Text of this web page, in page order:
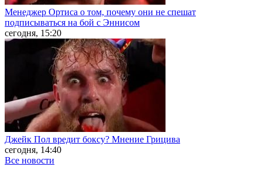
Менеджер Ортиса о том, почему они не спешат
подписываться на бой с Эннисом
сегодня, 15:20
Джейк Пол вредит боксу? Мнение Грицива
сегодня, 14:40
Все новости